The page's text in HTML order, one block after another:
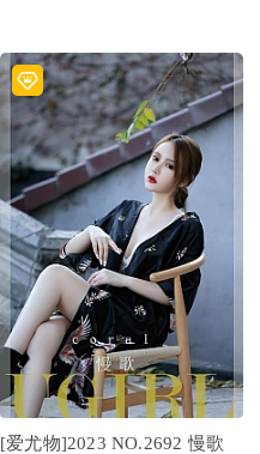
[爱尤物]2023 NO.2692 慢歌